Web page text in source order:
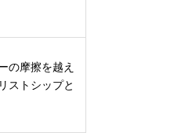
の摩擦を越え
ストシップと